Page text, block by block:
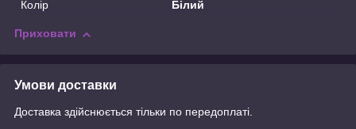
Колір
Білий
Приховати
Умови доставки
Доставка здійснюється тільки по передоплаті.